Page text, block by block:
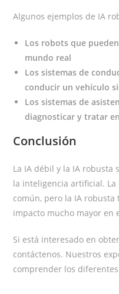
Algunos ejemplos de IA
Los robots que
mundo real
Los sistemas de
conducir un vehículo
Los sistemas de
diagnosticar y tratar
Conclusión
La IA débil y la IA robusta
la inteligencia artificial.
común, pero la IA
impacto mucho mayor en
Si está interesado en
contáctenos. Nuestros
comprender los